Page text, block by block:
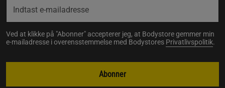
Ved at klikke på "Abonner" accepterer jeg, at Bodystore gemmer min
e-mailadresse i overensstemmelse med Bodystores Privatlivspolitik.
Abonner